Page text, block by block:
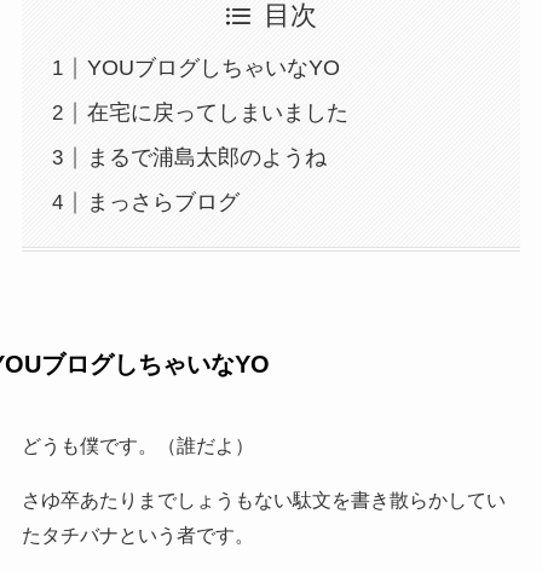
目次
YOUブログしちゃいなYO
在宅に戻ってしまいました
まるで浦島太郎のようね
まっさらブログ
ブログしちゃいなYO
どうも僕です。（誰だよ）
さゆ卒あたりまでしょうもない駄文を書き散らかしてい
たタチバナという者です。